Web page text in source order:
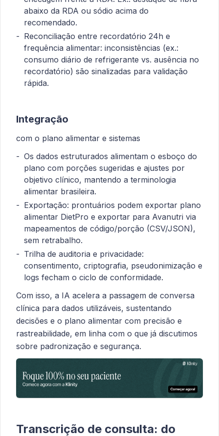
abaixo da RDA ou sódio acima do
recomendado.
Reconciliação entre recordatório 24h e
frequência alimentar: inconsistências (ex.:
consumo diário de refrigerante vs. ausência no
recordatório) são sinalizadas para validação
rápida.
Integração
com o plano alimentar e sistemas
Os dados estruturados alimentam o esboço do
plano com porções sugeridas e ajustes por
objetivo clínico, mantendo a terminologia
alimentar brasileira.
Exportação: prontuários podem exportar plano
alimentar DietPro e exportar para Avanutri via
mapeamentos de código/porção (CSV/JSON),
sem retrabalho.
Trilha de auditoria e privacidade:
consentimento, criptografia, pseudonimização e
logs fecham o ciclo de conformidade.
Com isso, a IA acelera a passagem de conversa
clínica para dados utilizáveis, sustentando
decisões e o plano alimentar com precisão e
rastreabilidade, em linha com o que já discutimos
sobre padronização e segurança.
Transcrição de consulta: do